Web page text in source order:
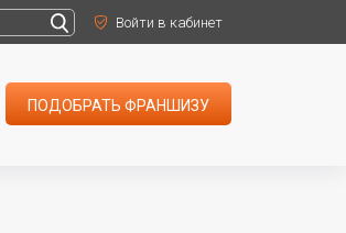
Войти в кабинет
ПОДОБРАТЬ ФРАНШИЗУ